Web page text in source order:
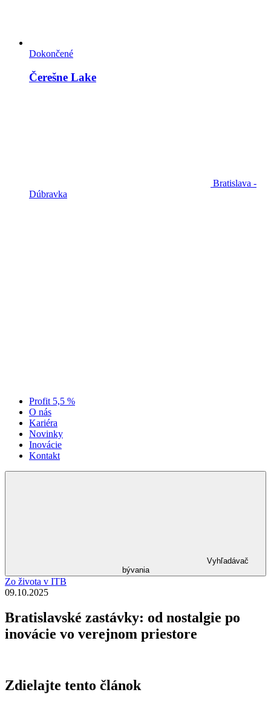
Dokončené
Čerešne Lake
Bratislava -
Dúbravka
Profit 5,5 %
O nás
Kariéra
Novinky
Inovácie
Kontakt
Vyhľadávač
bývania
Zo života v ITB
09.10.2025
Bratislavské zastávky: od nostalgie po
inovácie vo verejnom priestore
Zdielajte tento článok